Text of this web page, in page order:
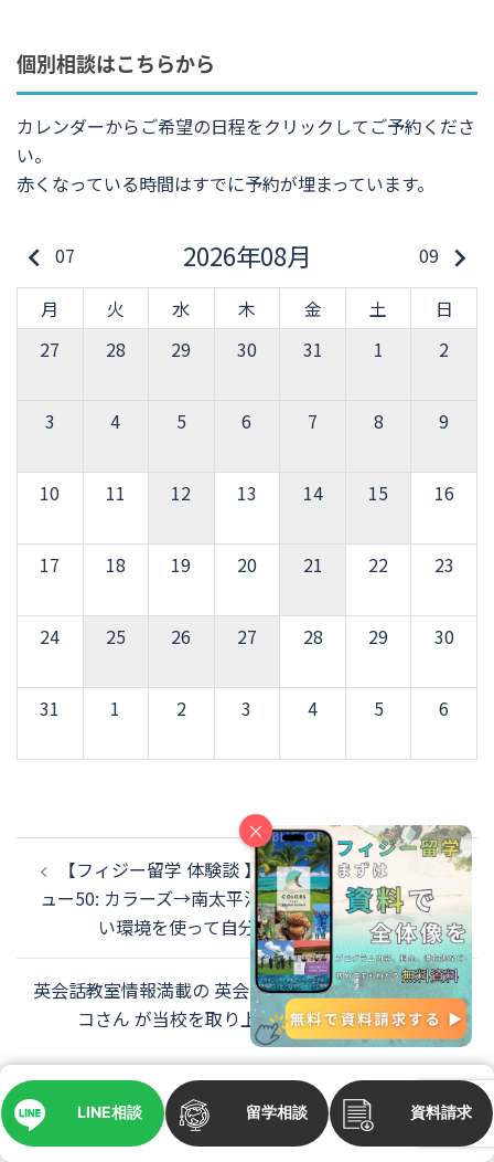
個別相談はこちらから
カレンダーからご希望の日程をクリックしてご予約くださ
い。
赤くなっている時間はすでに予約が埋まっています。
keyboard_arrow_left 07 2026年08月 09 keyboard_arrow_right
月 火 水 木 金 土
日
27
28 29 30 31 1 2
3 4 5 6 7 8 9
10 11 12 13 14 15 16
17 18 19 20 21 22 23
24 25 26 27 28 29 30
31 1 2 3 4 5 6
投
ー
シ
ョ
【フィジー留学 体験談 】カラーズ留学生インタビ
ュー50: カラーズ→南太平洋大学へ進学！逃げられな
い環境を使って自分の壁をぶち壊す！
英会話教室情報満載の 英会話教室の案内所インニャン
コさん が当校を取り上げてくれました！
LINE相談 留学相談 資料請求
×